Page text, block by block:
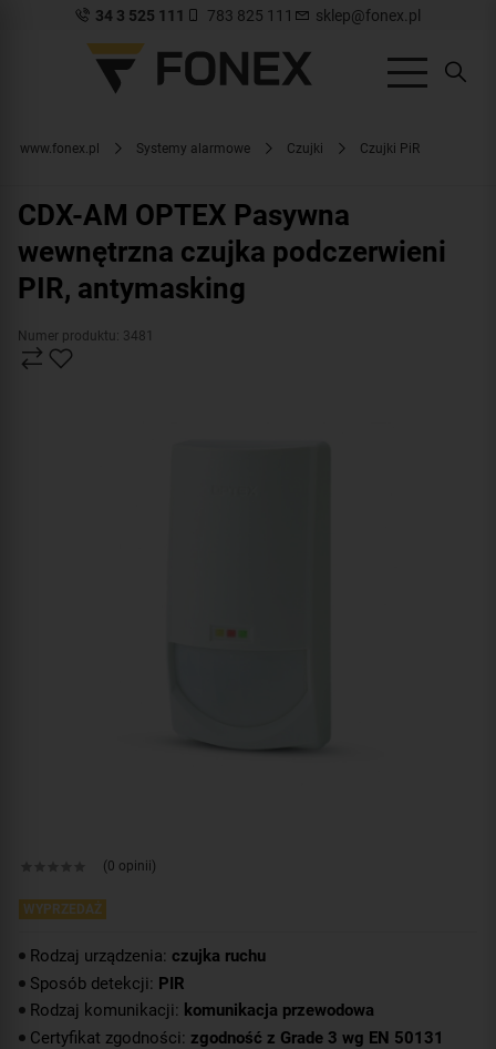
34 3 525 111 783 825 111 sklep@fonex.pl
www.fonex.pl Systemy alarmowe Czujki Czujki PiR
CDX-AM OPTEX Pasywna
wewnętrzna czujka podczerwieni
PIR, antymasking
Numer produktu: 3481
(0 opinii)
WYPRZEDAŻ
Rodzaj urządzenia: czujka ruchu
Sposób detekcji: PIR
Rodzaj komunikacji: komunikacja przewodowa
Certyfikat zgodności: zgodność z Grade 3 wg EN 50131